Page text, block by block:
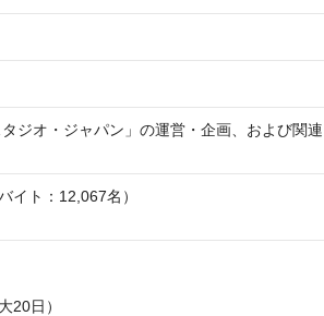
ジオ・ジャパン」の運営・企画、および関連
イト：12,067名）
20日）